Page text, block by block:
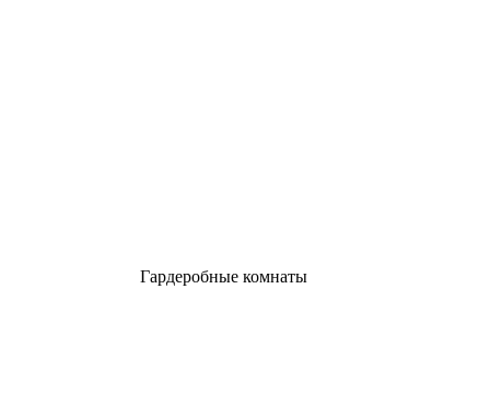
Гардеробные комнаты